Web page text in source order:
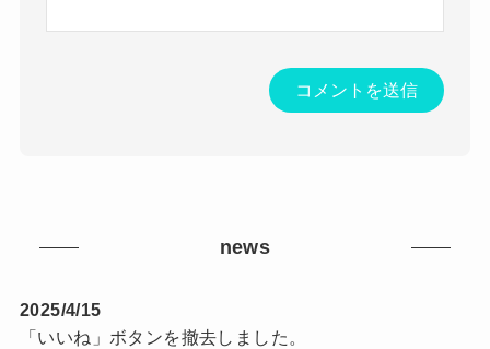
news
2025/4/15
「いいね」ボタンを撤去しました。